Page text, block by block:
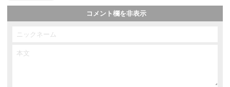
コメント欄を非表示